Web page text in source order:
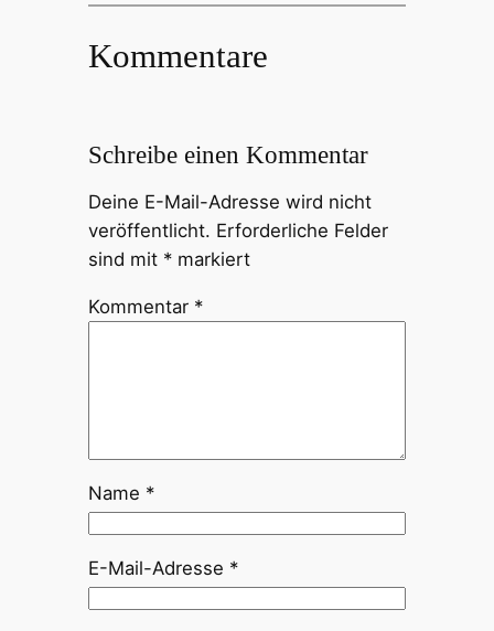
Kommentare
Schreibe einen Kommentar
Deine E-Mail-Adresse wird nicht
veröffentlicht. Erforderliche Felder
sind mit *markiert
Kommentar *
Name *
E-Mail-Adresse *